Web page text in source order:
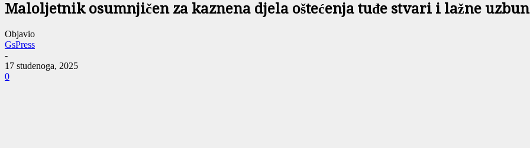
Maloljetnik osumnjičen za kaznena djela oštećenja tuđe stvari i lažne
Objavio
GsPress
-
17 studenoga, 2025
0